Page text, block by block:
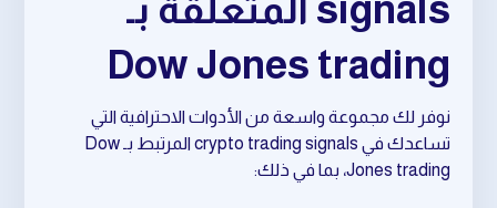
signals المتعلقة بـ
Dow Jones trading
نوفر لك مجموعة واسعة من الأدوات الاحترافية التي
تساعدك في crypto trading signals المرتبط بـ Dow
Jones trading، بما في ذلك: